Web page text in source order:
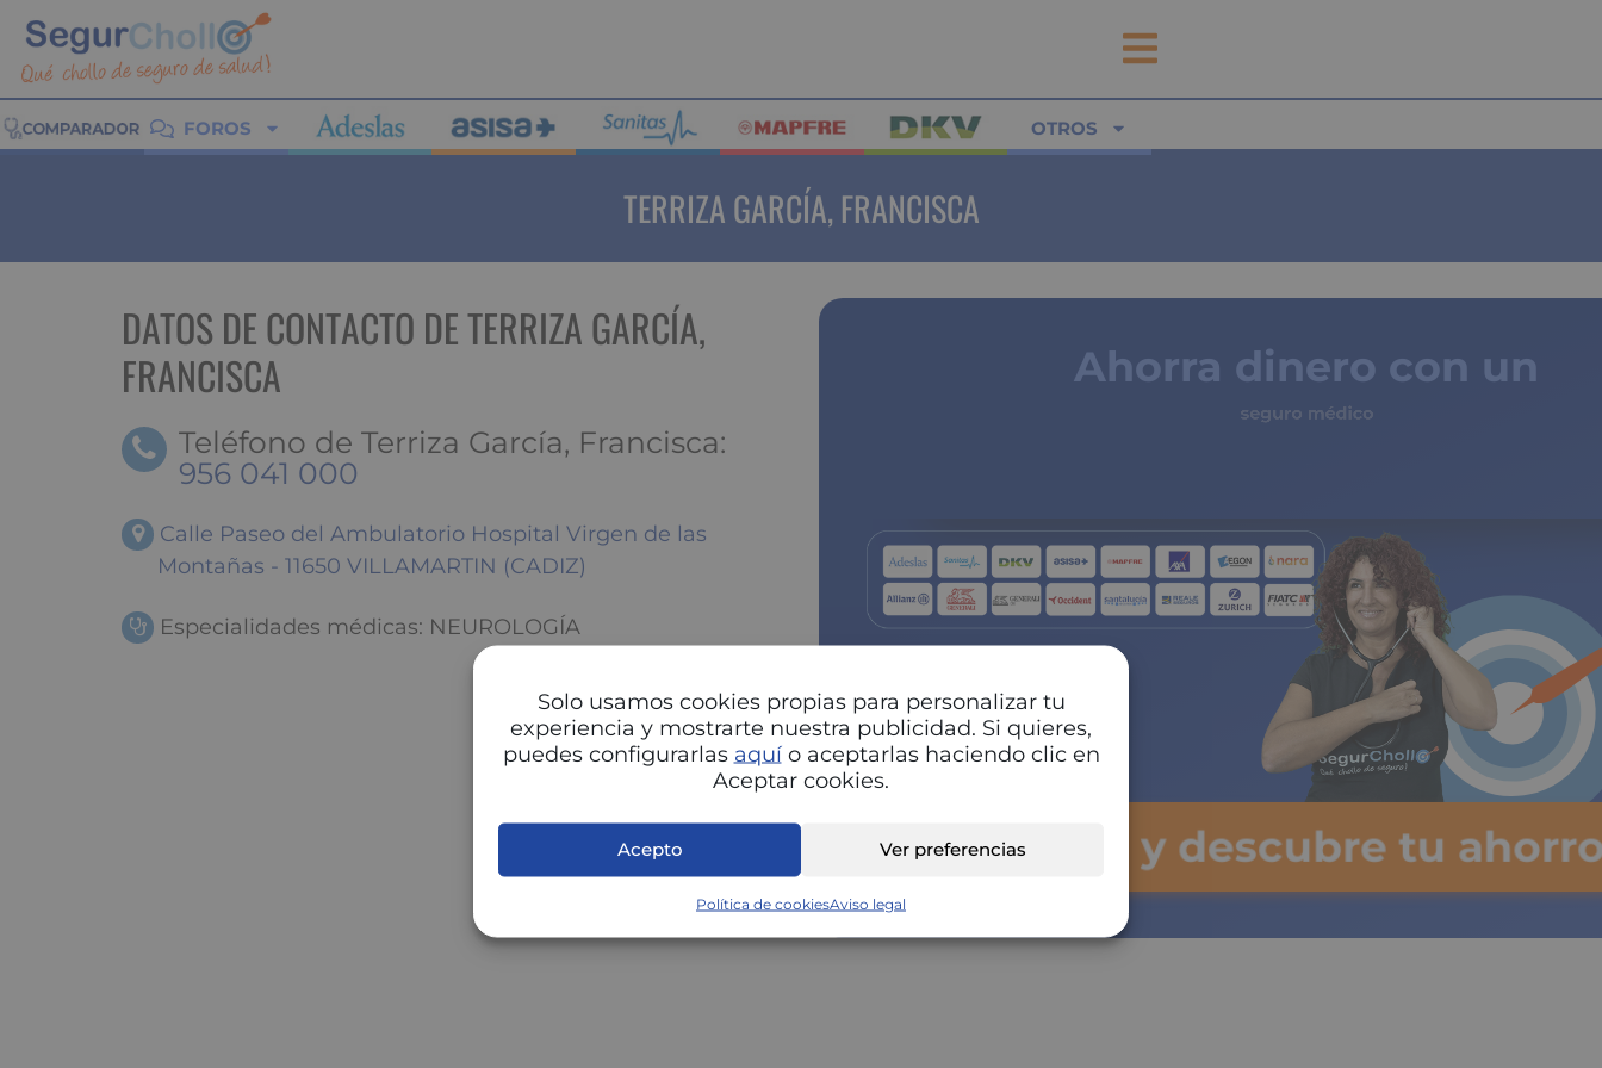
Solo usamos cookies propias para personalizar tu
experiencia y mostrarte nuestra publicidad. Si quieres,
puedes configurarlas aquío aceptarlas haciendo clic en
Aceptar cookies.
Acepto Ver preferencias
Política de cookiesAviso legal
FOROS OTROS
TERRIZA GARCÍA, FRANCISCA
DATOS DE CONTACTO DE TERRIZA GARCÍA,
FRANCISCA
Teléfono de Terriza García, Francisca:
956 041 000
Calle Paseo del Ambulatorio Hospital Virgen de las
Montañas - 11650 VILLAMARTIN (CADIZ)
Especialidades médicas: NEUROLOGÍA
Ahorra dinero con un
seguro médico
Pulsa y descubre tu ahorro